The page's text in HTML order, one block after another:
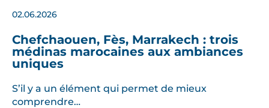
02.06.2026
Chefchaouen, Fès, Marrakech : trois
médinas marocaines aux ambiances
uniques
S’il y a un élément qui permet de mieux
comprendre…